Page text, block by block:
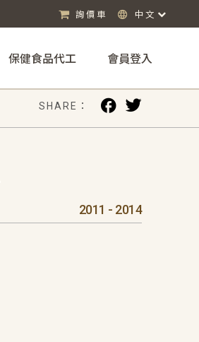
詢價車 中文
保健食品代工 會員登入
SHARE：
2011 - 2014